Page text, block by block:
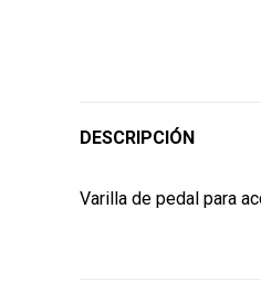
DESCRIPCIÓN
Varilla de pedal para